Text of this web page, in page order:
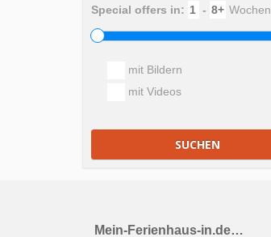
Special offers in: - Wochen
mit Bildern
mit Videos
SUCHEN
Mein-Ferienhaus-in.de…